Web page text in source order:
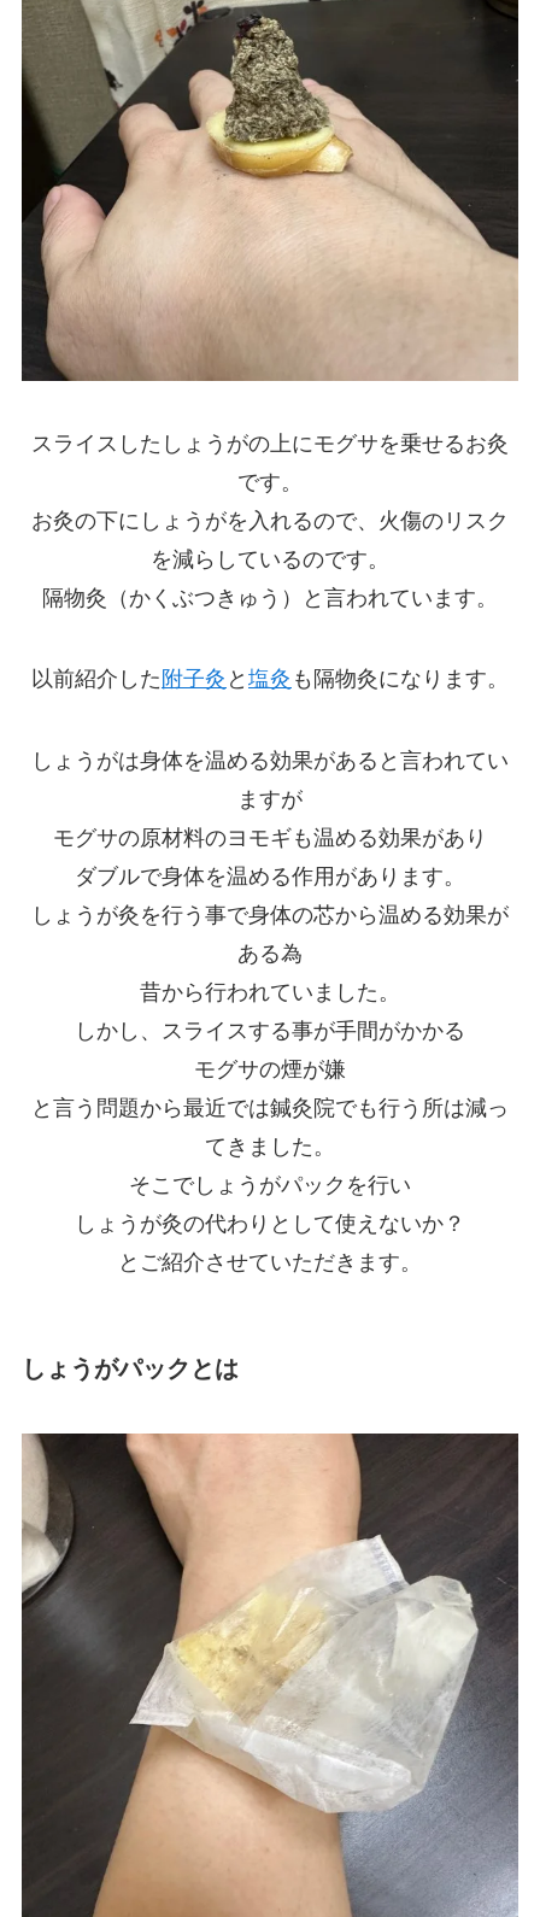
スライスしたしょうがの上にモグサを乗せるお灸
です。
お灸の下にしょうがを入れるので、火傷のリスク
を減らしているのです。
隔物灸（かくぶつきゅう）と言われています。
以前紹介した 附子灸 と 塩灸 も隔物灸になります。
しょうがは身体を温める効果があると言われてい
ますが
モグサの原材料のヨモギも温める効果があり
ダブルで身体を温める作用があります。
しょうが灸を行う事で身体の芯から温める効果が
ある為
昔から行われていました。
しかし、スライスする事が手間がかかる
モグサの煙が嫌
と言う問題から最近では鍼灸院でも行う所は減っ
てきました。
そこでしょうがパックを行い
しょうが灸の代わりとして使えないか？
とご紹介させていただきます。
しょうがパックとは